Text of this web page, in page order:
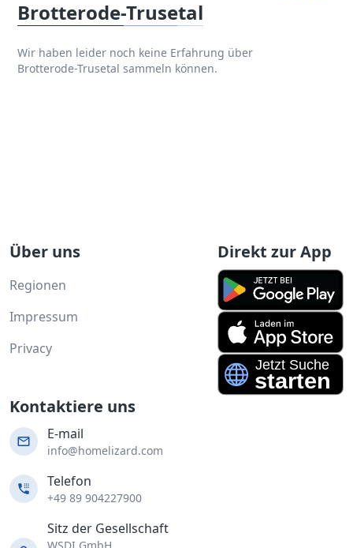
Brotterode-Trusetal
Wir haben leider noch keine Erfahrung über
Brotterode-Trusetal sammeln können.
Über uns
Regionen
Impressum
Privacy
Direkt zur App
Kontaktiere uns
E-mail
info@homelizard.com
Telefon
+49 89 904227900
Sitz der Gesellschaft